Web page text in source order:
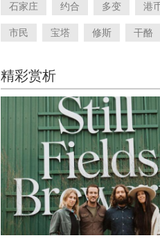
石家庄 约合 多变 港
市民 宝塔 修斯 干酪
精彩赏析